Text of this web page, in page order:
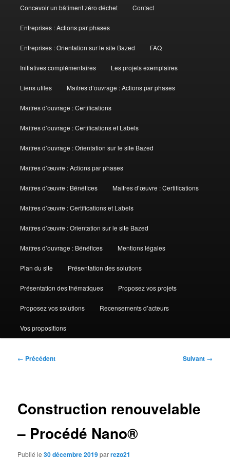
Concevoir un bâtiment zéro déchet Contact
Entreprises : Actions par phases
Entreprises : Orientation sur le site Bazed FAQ
Initiatives complémentaires Les projets exemplaires
Liens utiles Maîtres d’ouvrage : Actions par phases
Maîtres d’ouvrage : Certifications
Maitres d’ouvrage : Certifications et Labels
Maîtres d’ouvrage : Orientation sur le site Bazed
Maîtres d’œuvre : Actions par phases
Maîtres d’œuvre : Bénéfices Maîtres d’œuvre : Certifications
Maitres d’œuvre : Certifications et Labels
Maîtres d’œuvre : Orientation sur le site Bazed
Maîtres d’ouvrage : Bénéfices Mentions légales
Plan du site Présentation des solutions
Présentation des thématiques Proposez vos projets
Proposez vos solutions Recensements d’acteurs
Vos propositions
Navigation
← Précédent Suivant →
Construction renouvelable
– Procédé Nano®
Publié le30 décembre 2019parrezo21